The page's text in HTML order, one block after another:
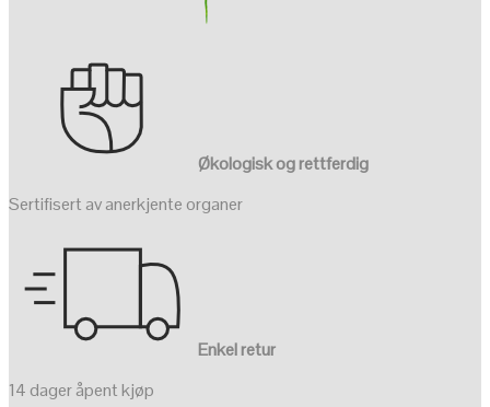
Økologisk og rettferdig
Sertifisert av anerkjente organer
Enkel retur
14 dager åpent kjøp